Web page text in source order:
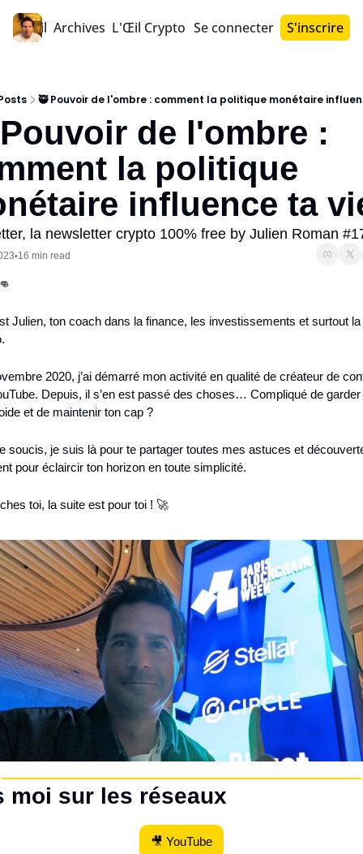
Accueil Archives L'Œil Crypto PRO™Se connecter S'inscrire
🥷 Pouvoir de l'ombre : comment la politique monétaire
de l'ombre :
la politique
influence ta
la newsletter crypto 100% free by Julien Roman
•16 min read
Julien, ton coach dans la finance, les investissements et surtout la
2020, j’ai démarré mon activité en qualité de créateur de
Depuis, il s’en est passé des choses… Compliqué de garder
et de maintenir ton cap ?
soucis, je suis là pour te partager toutes mes astuces et
pour éclaircir ton horizon en toute simplicité.
toi, la suite est pour toi ! 🚀
moi sur les réseaux
🎥 YouTube